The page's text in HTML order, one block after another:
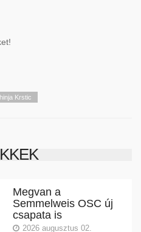
Krstic
Megvan a
Semmelweis OSC új
csapata is
2026 augusztus 02.